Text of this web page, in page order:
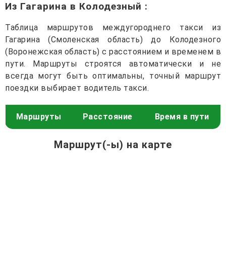
Из Гагарина в Колодезный :
Таблица маршрутов междугороднего такси из
Гагарина (Смоленская область) до Колодезного
(Воронежская область) с расстоянием и временем в
пути. Маршруты строятся автоматически и не
всегда могут быть оптимальны, точный маршрут
поездки выбирает водитель такси.
Маршруты Расстояние Время в пути
Маршрут(-ы) на карте